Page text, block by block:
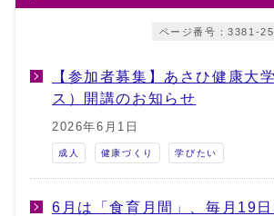
ページ番号：3381-
【参加者募集】あさひ健康大
ス）開講のお知らせ
2026年6月1日
成人 健康づくり 学びたい
6月は「食育月間」、毎月19